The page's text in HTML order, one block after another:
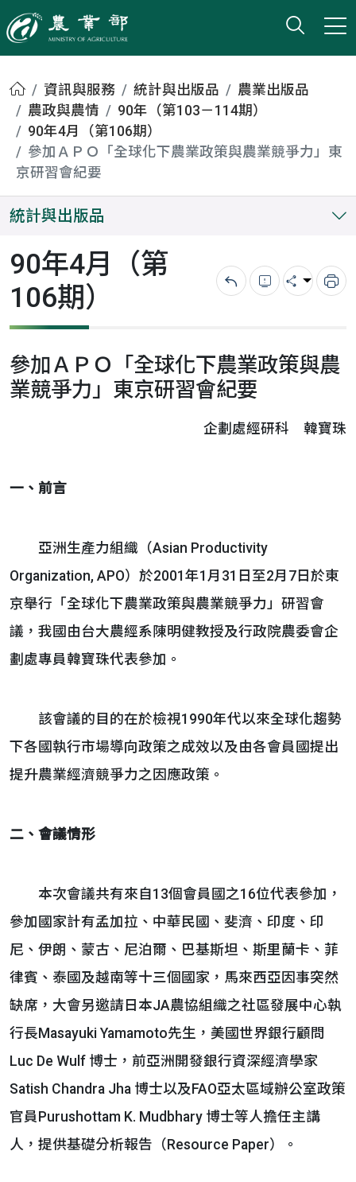
農業部
打開
小版
首頁資訊與服務 統計與出版品
農業出版品
農政與農情
90年（第103－114期）
90年4月（第106期）
參加ＡＰＯ「全球化下農業政策與農業競爭力」東
京研習會紀要
統計與出版品
90年4月（第
106期）
回上一頁錯誤回報
分享 列
參加ＡＰＯ「全球化下農業政策與農
業競爭力」東京研習會紀要
企劃處經研科 韓寶珠
一、前言
亞洲生產力組織（Asian Productivity
Organization, APO）於2001年1月31日至2月7日於東
京舉行「全球化下農業政策與農業競爭力」研習會
議，我國由台大農經系陳明健教授及行政院農委會企
劃處專員韓寶珠代表參加。
該會議的目的在於檢視1990年代以來全球化趨勢
下各國執行市場導向政策之成效以及由各會員國提出
提升農業經濟競爭力之因應政策。
二、會議情形
本次會議共有來自13個會員國之16位代表參加，
參加國家計有孟加拉、中華民國、斐濟、印度、印
尼、伊朗、蒙古、尼泊爾、巴基斯坦、斯里蘭卡、菲
律賓、泰國及越南等十三個國家，馬來西亞因事突然
缺席，大會另邀請日本JA農協組織之社區發展中心執
行長Masayuki Yamamoto先生，美國世界銀行顧問
Luc De Wulf 博士，前亞洲開發銀行資深經濟學家
Satish Chandra Jha 博士以及FAO亞太區域辦公室政策
官員Purushottam K. Mudbhary 博士等人擔任主講
人，提供基礎分析報告（Resource Paper）。